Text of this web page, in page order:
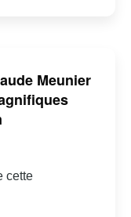
Meunier
cette